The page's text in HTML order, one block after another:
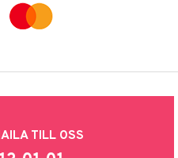
TILL OSS